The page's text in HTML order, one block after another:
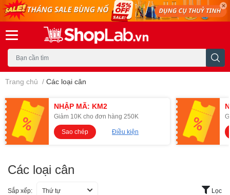
Trang chủ / Các loại cân
NHẬP MÃ: KM2
Giảm 10K cho đơn hàng 250K
Sao chép
Điều kiện
Các loại cân
Sắp xếp: Thứ tự Lọc